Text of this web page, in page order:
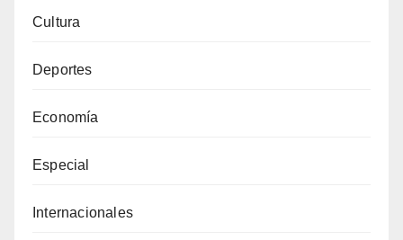
Cultura
Deportes
Economía
Especial
Internacionales